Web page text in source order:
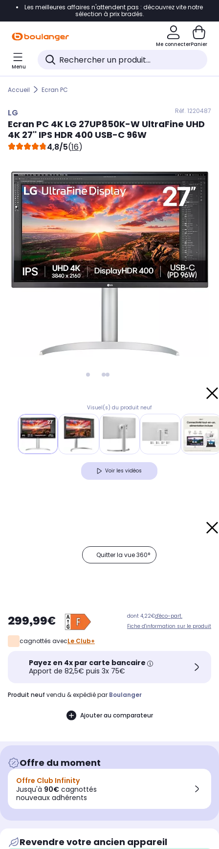
Accéder directement à la navigation
Accéder directement au pied de page
Accéder directement au chatbot
Les meilleures affaires n'attendent pas : découvrez vite notre
sélection à prix bradés.
Me connecterPanier
Menu
Accueil Ecran PC
LG Réf. 1220487
Ecran PC 4K LG 27UP850K-W UltraFine UHD
4K 27'' IPS HDR 400 USB-C 96W
4,8/5(16)
Visuel(s) du produit neuf
Voir les vidéos
Quitter la vue 360°
299,99€ dont 4,22€d'éco-part.
Fiche d'information sur le produit
cagnottés avecLe Club+
Payez en 4x par carte bancaire
Apport de 82,5€ puis 3x 75€
produit neuf vendu & expédié par Boulanger
Ajouter au comparateur
Offre du moment
Offre Club Infinity
Jusqu'à 90€ cagnottés
nouveaux adhérents
Revendre votre ancien appareil